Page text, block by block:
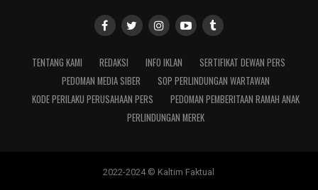
TENTANG KAMI REDAKSI INFO IKLAN
SERTIFIKAT DEWAN PERS
PEDOMAN MEDIA SIBER
SOP PERLINDUNGAN WARTAWAN
KODE PERILAKU PERUSAHAAN PERS
PEDOMAN PEMBERITAAN RAMAH ANAK
PERLINDUNGAN MEREK
2022-2024 © Kaltim Faktual